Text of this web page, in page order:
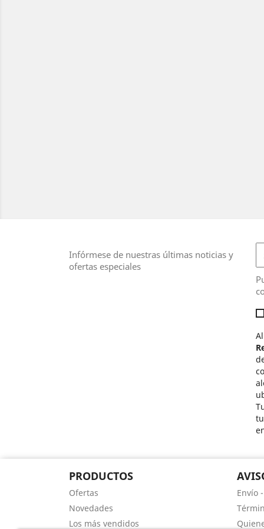
Infórmese de nuestras últimas noticias y
ofertas especiales
PRODUCTOS
Ofertas
Novedades
Los más vendidos
Envío